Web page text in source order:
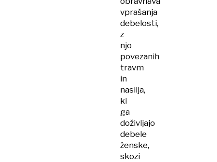
vprašanja
debelosti,
z
njo
povezanih
travm
in
nasilja,
ki
ga
doživljajo
debele
ženske,
skozi